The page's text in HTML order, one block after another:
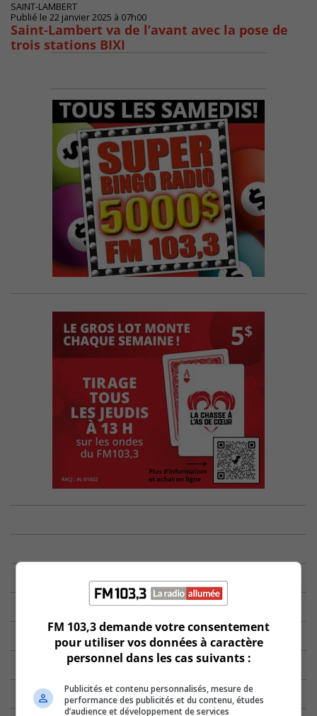
SAINT-LAMBERT
Publié le 22 janvier 2025 à 07h00
Saint-Lambert va de l’avant avec la pose de
trois stations BIXI
FM 103,3 demande votre consentement
pour utiliser vos données à caractère
personnel dans les cas suivants :
Publicités et contenu personnalisés, mesure de
performance des publicités et du contenu, études
d’audience et développement de services